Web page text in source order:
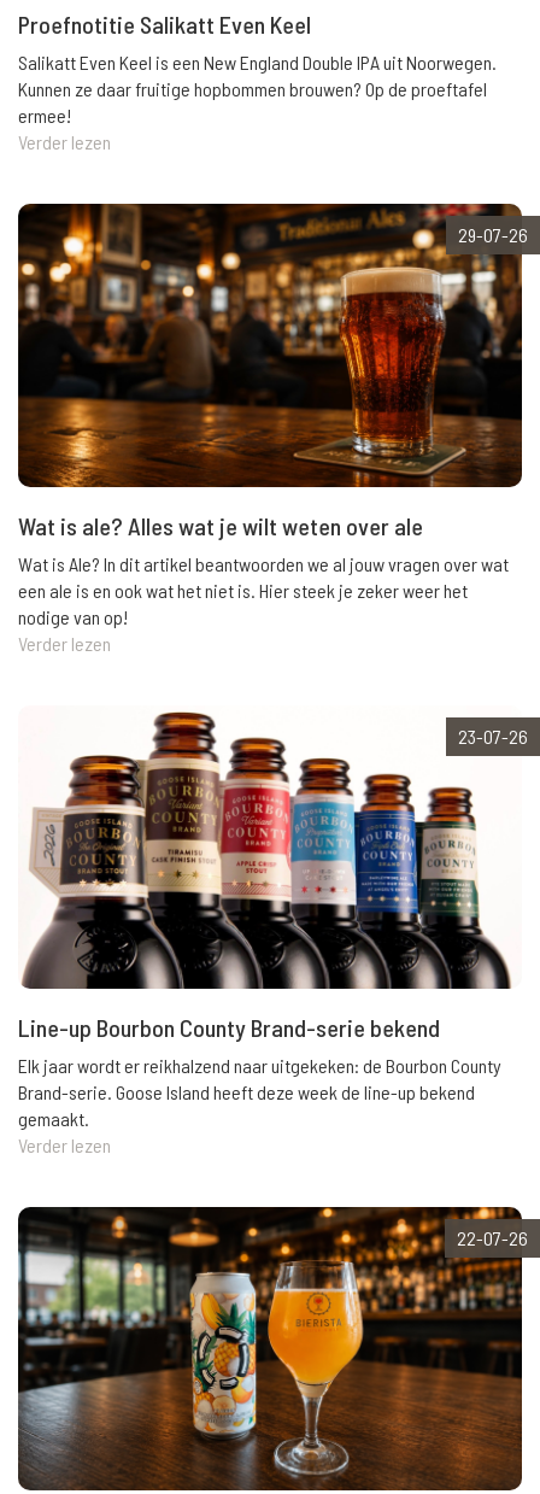
Proefnotitie Salikatt Even Keel
Salikatt Even Keel is een New England Double IPA uit Noorwegen.
Kunnen ze daar fruitige hopbommen brouwen? Op de proeftafel
ermee!
Verder lezen
29-07-26
Wat is ale? Alles wat je wilt weten over ale
Wat is Ale? In dit artikel beantwoorden we al jouw vragen over wat
een ale is en ook wat het niet is. Hier steek je zeker weer het
nodige van op!
Verder lezen
23-07-26
Line-up Bourbon County Brand-serie bekend
Elk jaar wordt er reikhalzend naar uitgekeken: de Bourbon County
Brand-serie. Goose Island heeft deze week de line-up bekend
gemaakt.
Verder lezen
22-07-26